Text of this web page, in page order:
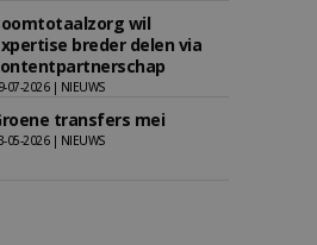
wil
breder delen via
07-2026 | NIEUWS
transfers mei
05-2026 | NIEUWS